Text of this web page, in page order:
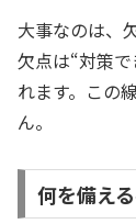
大事なのは、
欠点は“対策
れます。この
ん。
何を備え